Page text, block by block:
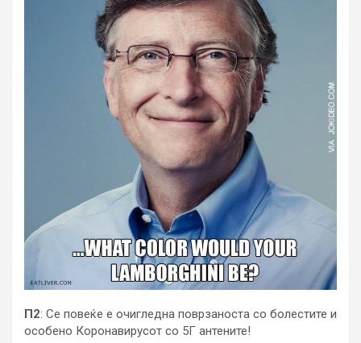
П2: Се повеќе е очигледна поврзаноста со болестите и
особено Коронавирусот со 5Г антените!